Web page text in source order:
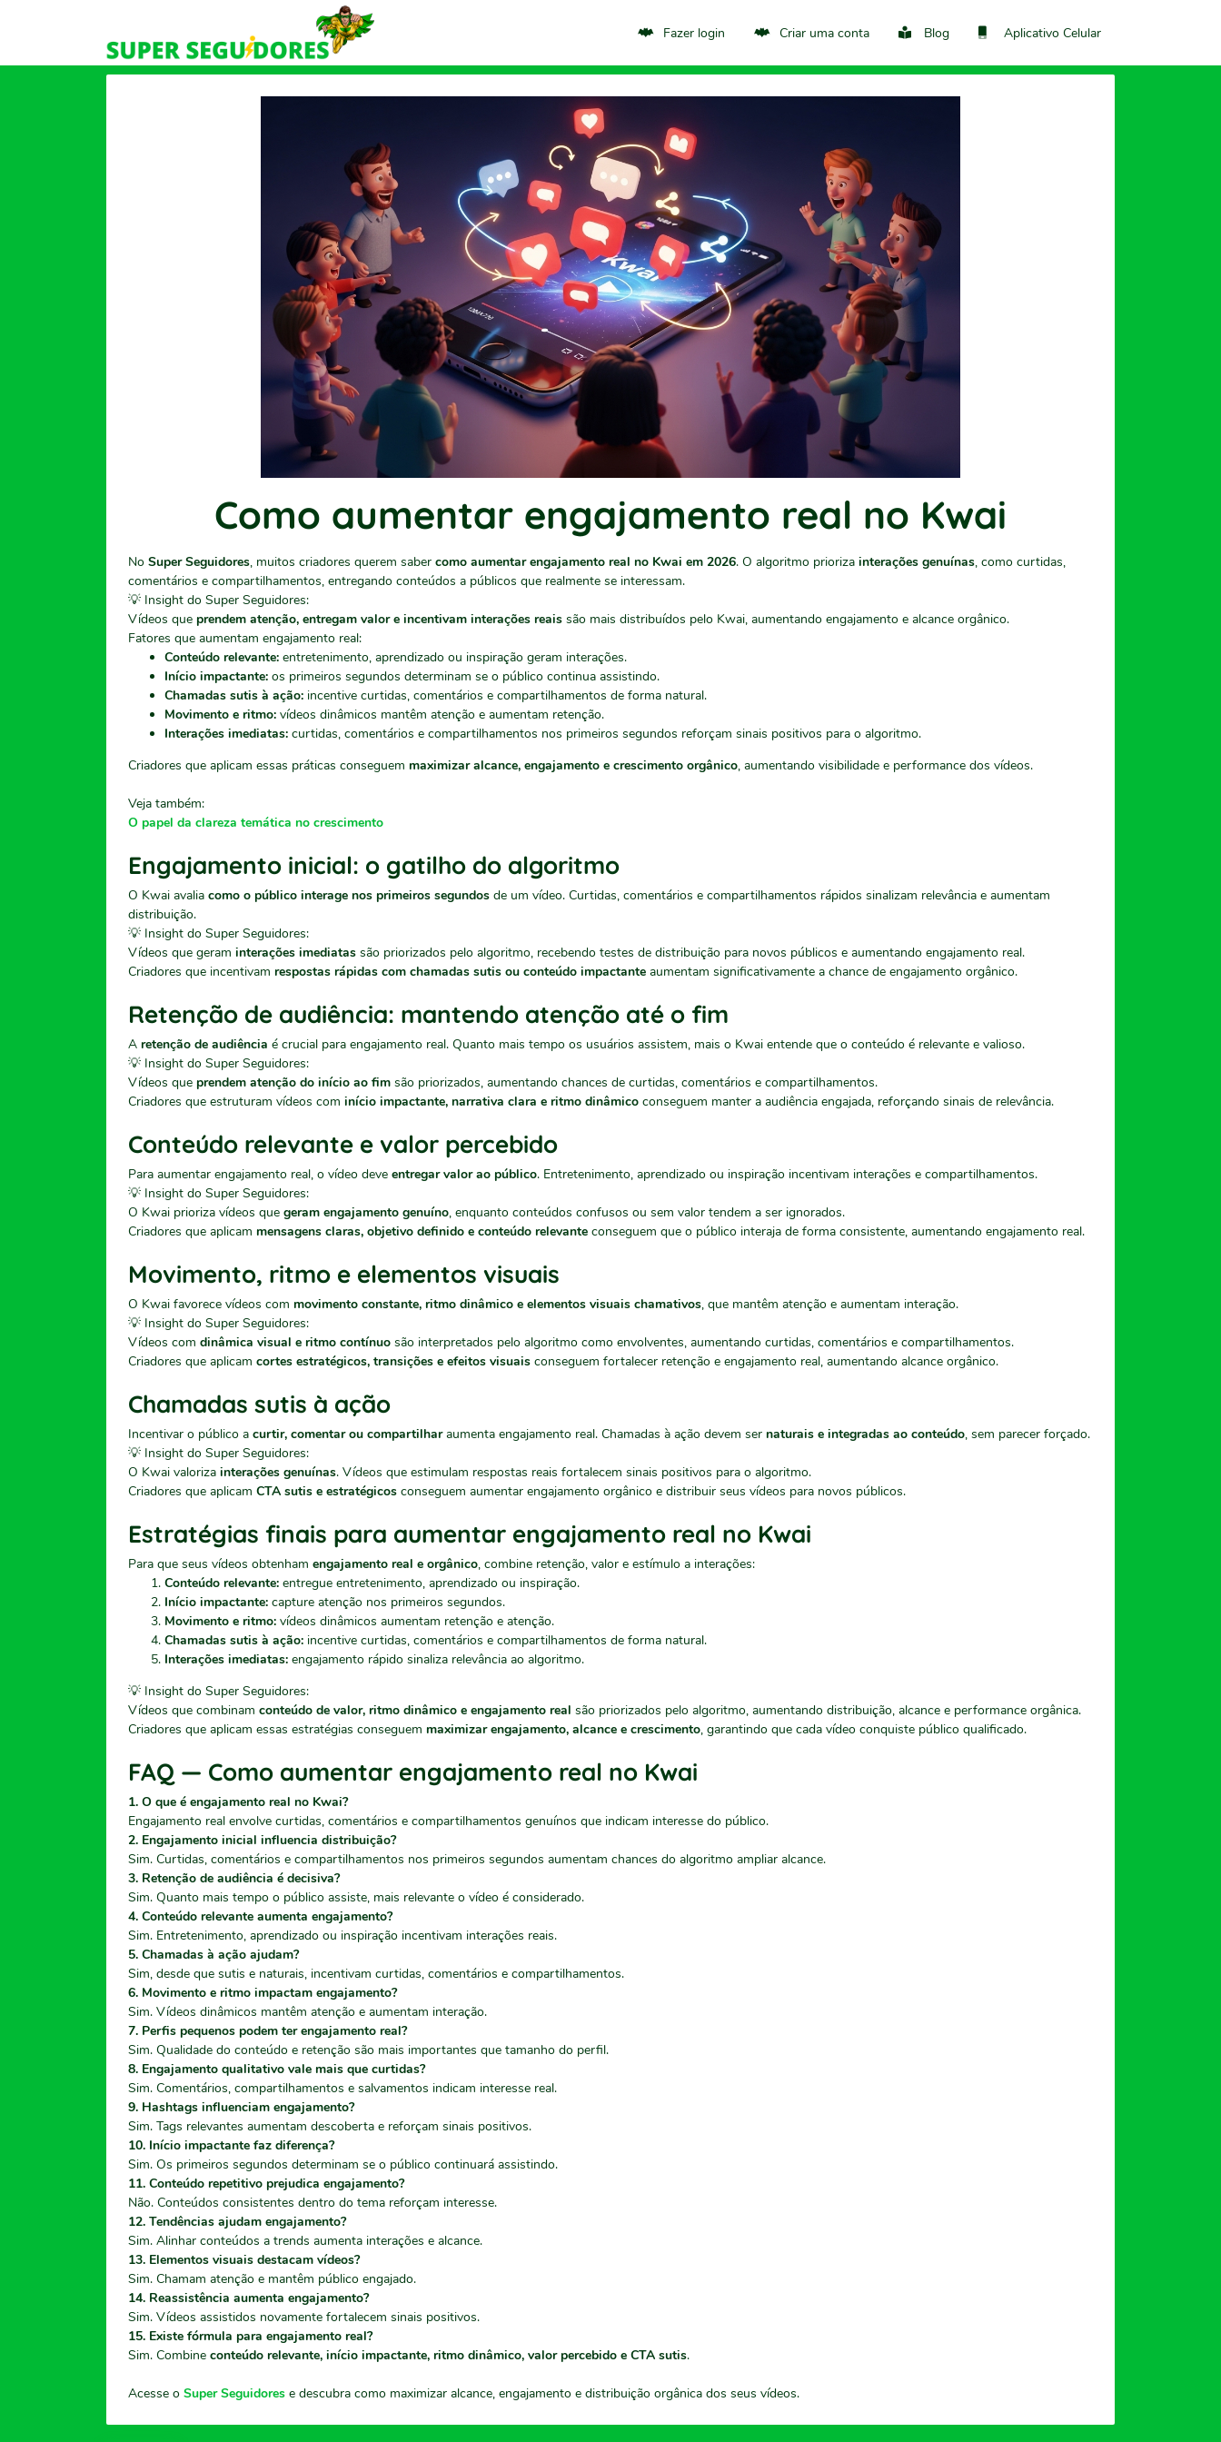
Fazer login Criar uma conta Blog Aplicativo Celular
Como aumentar engajamento real no Kwai
No Super Seguidores, muitos criadores querem saber como aumentar engajamento real no Kwai em 2026. O algoritmo prioriza interações genuínas, como curtidas,
comentários e compartilhamentos, entregando conteúdos a públicos que realmente se interessam.
💡 Insight do Super Seguidores:
Vídeos que prendem atenção, entregam valor e incentivam interações reais são mais distribuídos pelo Kwai, aumentando engajamento e alcance orgânico.
Fatores que aumentam engajamento real:
Conteúdo relevante: entretenimento, aprendizado ou inspiração geram interações.
Início impactante: os primeiros segundos determinam se o público continua assistindo.
Chamadas sutis à ação: incentive curtidas, comentários e compartilhamentos de forma natural.
Movimento e ritmo: vídeos dinâmicos mantêm atenção e aumentam retenção.
Interações imediatas: curtidas, comentários e compartilhamentos nos primeiros segundos reforçam sinais positivos para o algoritmo.
Criadores que aplicam essas práticas conseguem maximizar alcance, engajamento e crescimento orgânico, aumentando visibilidade e performance dos vídeos.
Veja também:
O papel da clareza temática no crescimento
Engajamento inicial: o gatilho do algoritmo
O Kwai avalia como o público interage nos primeiros segundos de um vídeo. Curtidas, comentários e compartilhamentos rápidos sinalizam relevância e aumentam
distribuição.
💡 Insight do Super Seguidores:
Vídeos que geram interações imediatas são priorizados pelo algoritmo, recebendo testes de distribuição para novos públicos e aumentando engajamento real.
Criadores que incentivam respostas rápidas com chamadas sutis ou conteúdo impactante aumentam significativamente a chance de engajamento orgânico.
Retenção de audiência: mantendo atenção até o fim
A retenção de audiência é crucial para engajamento real. Quanto mais tempo os usuários assistem, mais o Kwai entende que o conteúdo é relevante e valioso.
💡 Insight do Super Seguidores:
Vídeos que prendem atenção do início ao fim são priorizados, aumentando chances de curtidas, comentários e compartilhamentos.
Criadores que estruturam vídeos com início impactante, narrativa clara e ritmo dinâmico conseguem manter a audiência engajada, reforçando sinais de relevância.
Conteúdo relevante e valor percebido
Para aumentar engajamento real, o vídeo deve entregar valor ao público. Entretenimento, aprendizado ou inspiração incentivam interações e compartilhamentos.
💡 Insight do Super Seguidores:
O Kwai prioriza vídeos que geram engajamento genuíno, enquanto conteúdos confusos ou sem valor tendem a ser ignorados.
Criadores que aplicam mensagens claras, objetivo definido e conteúdo relevante conseguem que o público interaja de forma consistente, aumentando engajamento real.
Movimento, ritmo e elementos visuais
O Kwai favorece vídeos com movimento constante, ritmo dinâmico e elementos visuais chamativos, que mantêm atenção e aumentam interação.
💡 Insight do Super Seguidores:
Vídeos com dinâmica visual e ritmo contínuo são interpretados pelo algoritmo como envolventes, aumentando curtidas, comentários e compartilhamentos.
Criadores que aplicam cortes estratégicos, transições e efeitos visuais conseguem fortalecer retenção e engajamento real, aumentando alcance orgânico.
Chamadas sutis à ação
Incentivar o público a curtir, comentar ou compartilharaumenta engajamento real. Chamadas à ação devem ser naturais e integradas ao conteúdo, sem parecer forçado.
💡 Insight do Super Seguidores:
O Kwai valoriza interações genuínas. Vídeos que estimulam respostas reais fortalecem sinais positivos para o algoritmo.
Criadores que aplicam CTA sutis e estratégicos conseguem aumentar engajamento orgânico e distribuir seus vídeos para novos públicos.
Estratégias finais para aumentar engajamento real no Kwai
Para que seus vídeos obtenham engajamento real e orgânico, combine retenção, valor e estímulo a interações:
Conteúdo relevante: entregue entretenimento, aprendizado ou inspiração.
Início impactante: capture atenção nos primeiros segundos.
Movimento e ritmo: vídeos dinâmicos aumentam retenção e atenção.
Chamadas sutis à ação: incentive curtidas, comentários e compartilhamentos de forma natural.
Interações imediatas: engajamento rápido sinaliza relevância ao algoritmo.
💡 Insight do Super Seguidores:
Vídeos que combinam conteúdo de valor, ritmo dinâmico e engajamento real são priorizados pelo algoritmo, aumentando distribuição, alcance e performance orgânica.
Criadores que aplicam essas estratégias conseguem maximizar engajamento, alcance e crescimento, garantindo que cada vídeo conquiste público qualificado.
FAQ — Como aumentar engajamento real no Kwai
1. O que é engajamento real no Kwai?
Engajamento real envolve curtidas, comentários e compartilhamentos genuínos que indicam interesse do público.
2. Engajamento inicial influencia distribuição?
Sim. Curtidas, comentários e compartilhamentos nos primeiros segundos aumentam chances do algoritmo ampliar alcance.
3. Retenção de audiência é decisiva?
Sim. Quanto mais tempo o público assiste, mais relevante o vídeo é considerado.
4. Conteúdo relevante aumenta engajamento?
Sim. Entretenimento, aprendizado ou inspiração incentivam interações reais.
5. Chamadas à ação ajudam?
Sim, desde que sutis e naturais, incentivam curtidas, comentários e compartilhamentos.
6. Movimento e ritmo impactam engajamento?
Sim. Vídeos dinâmicos mantêm atenção e aumentam interação.
7. Perfis pequenos podem ter engajamento real?
Sim. Qualidade do conteúdo e retenção são mais importantes que tamanho do perfil.
8. Engajamento qualitativo vale mais que curtidas?
Sim. Comentários, compartilhamentos e salvamentos indicam interesse real.
9. Hashtags influenciam engajamento?
Sim. Tags relevantes aumentam descoberta e reforçam sinais positivos.
10. Início impactante faz diferença?
Sim. Os primeiros segundos determinam se o público continuará assistindo.
11. Conteúdo repetitivo prejudica engajamento?
Não. Conteúdos consistentes dentro do tema reforçam interesse.
12. Tendências ajudam engajamento?
Sim. Alinhar conteúdos a trends aumenta interações e alcance.
13. Elementos visuais destacam vídeos?
Sim. Chamam atenção e mantêm público engajado.
14. Reassistência aumenta engajamento?
Sim. Vídeos assistidos novamente fortalecem sinais positivos.
15. Existe fórmula para engajamento real?
Sim. Combine conteúdo relevante, início impactante, ritmo dinâmico, valor percebido e CTA sutis.
Acesse o Super Seguidores e descubra como maximizar alcance, engajamento e distribuição orgânica dos seus vídeos.